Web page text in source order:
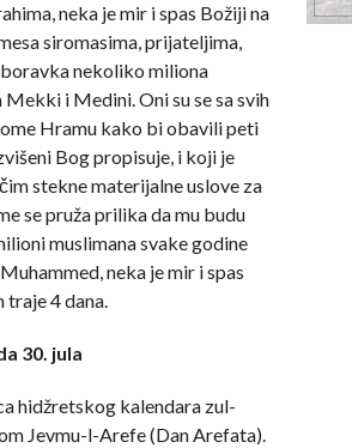
neka je mir i spas Božiji na
siromasima, prijateljima,
boravka nekoliko miliona
i Medini. Oni su se sa svih
Hramu kako bi obavili peti
Bog propisuje, i koji je
stekne materijalne uslove za
se pruža prilika da mu budu
muslimana svake godine
neka je mir i spas
traje 4 dana.
30. jula
hidžretskog kalendara zul-
Jevmu-l-Arefe (Dan Arefata).